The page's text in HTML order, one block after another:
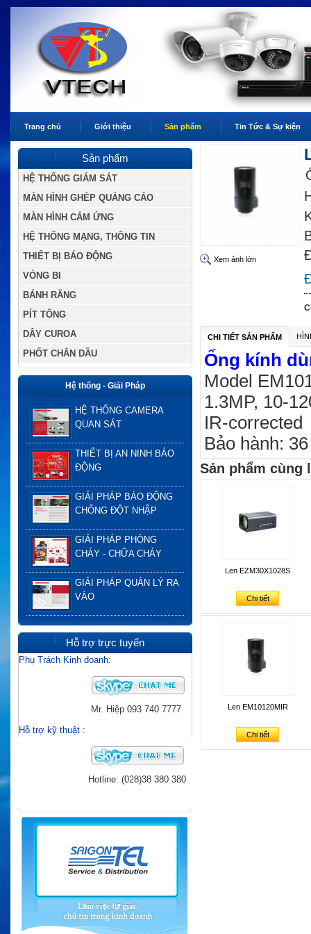
Trang chủ Giới thiệu Sản phẩm Tin Tức & Sự kiện
Sản phẩm
HỆ THỐNG GIÁM SÁT
MÀN HÌNH GHÉP QUẢNG CÁO
MÀN HÌNH CẢM ỨNG
HỆ THỐNG MẠNG, THÔNG TIN
THIẾT BỊ BÁO ĐỘNG
VÒNG BI
BÁNH RĂNG
PÍT TÔNG
DÂY CUROA
PHỐT CHẮN DẦU
Hệ thống - Giải Pháp
HỆ THỐNG CAMERA
QUAN SÁT
THIẾT BỊ AN NINH BÁO
ĐỘNG
GIẢI PHÁP BÁO ĐỘNG
CHỐNG ĐỘT NHẬP
GIẢI PHÁP PHÒNG
CHÁY - CHỮA CHÁY
GIẢI PHÁP QUẢN LÝ RA
VÀO
Hỗ trợ trực tuyến
Phụ Trách Kinh doanh:
Mr. Hiệp 093 740 7777
Hỗ trợ kỹ thuật :
Hotline: (028)38 380 380
Xem ảnh lớn
CHI TIẾT SẢN PHẨM
Ống kính
Model
1.3MP, 10-
IR-corrected
Bảo hành:
Sản phẩm cùng
Len EZM30X1028S
Chi tiết
Len EM10120MIR
Chi tiết